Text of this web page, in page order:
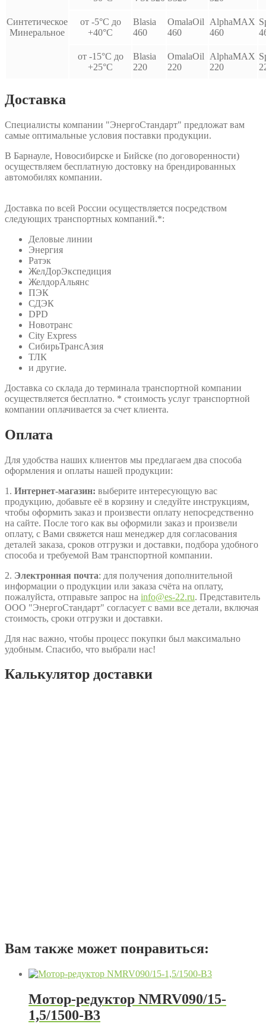
Синтетическое
Минеральное
от -5°С до
+40°С
Blasia
460
OmalaOil
460
AlphaMAX
460
от -15°С до
+25°С
Blasia
220
OmalaOil
220
AlphaMAX
220
Доставка
Специалисты компании "ЭнергоСтандарт" предложат вам
самые оптимальные условия поставки продукции.
В Барнауле, Новосибирске и Бийске (по договоренности)
осуществляем бесплатную достовку на брендированных
автомобилях компании.
Доставка по всей России осуществляется посредством
следующих транспортных компаний.*:
Деловые линии
Энергия
Ратэк
ЖелДорЭкспедиция
ЖелдорАльянс
ПЭК
СДЭК
DPD
Новотранс
City Express
СибирьТрансАзия
ТЛК
и другие.
Доставка со склада до терминала транспортной компании
осуществляется бесплатно. * стоимость услуг транспортной
компании оплачивается за счет клиента.
Оплата
Для удобства наших клиентов мы предлагаем два способа
оформления и оплаты нашей продукции:
1. Интернет-магазин: выберите интересующую вас
продукцию, добавьте её в корзину и следуйте инструкциям,
чтобы оформить заказ и произвести оплату непосредственно
на сайте. После того как вы оформили заказ и произвели
оплату, с Вами свяжется наш менеджер для согласования
деталей заказа, сроков отгрузки и доставки, подбора удобного
способа и требуемой Вам транспортной компании.
2. Электронная почта: для получения дополнительной
информации о продукции или заказа счёта на оплату,
пожалуйста, отправьте запрос на info@es-22.ru. Представитель
ООО "ЭнергоСтандарт" согласует с вами все детали, включая
стоимость, сроки отгрузки и доставки.
Для нас важно, чтобы процесс покупки был максимально
удобным. Спасибо, что выбрали нас!
Калькулятор доставки
Вам также может понравиться:
Мотор-редуктор NMRV090/15-
1,5/1500-B3